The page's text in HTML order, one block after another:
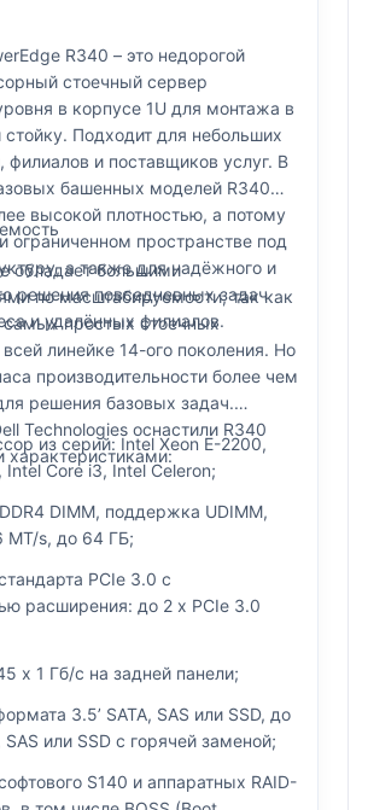
R340 – это недорогой
стоечный сервер
в корпусе 1U для монтажа в
стойку. Подходит для небольших
филиалов и поставщиков услуг. В
башенных моделей R340
высокой плотностью, а потому
ограниченном пространстве под
а также для надёжного и
решения повседневных задач
и удалённых филиалов.
обладает большими
по масштабируемости, так как
самых простых стоечных
линейке 14-ого поколения. Но
производительности более чем
решения базовых задач.
Technologies оснастили R340
из серий: Intel Xeon E-2200,
Intel Core i3, Intel Celeron;
DIMM, поддержка UDIMM,
MT/s, до 64 ГБ;
PCIe 3.0 с
расширения: до 2 х PCIe 3.0
x 1 Гб/c на задней панели;
3.5’ SATA, SAS или SSD, до
SAS или SSD с горячей заменой;
S140 и аппаратных RAID-